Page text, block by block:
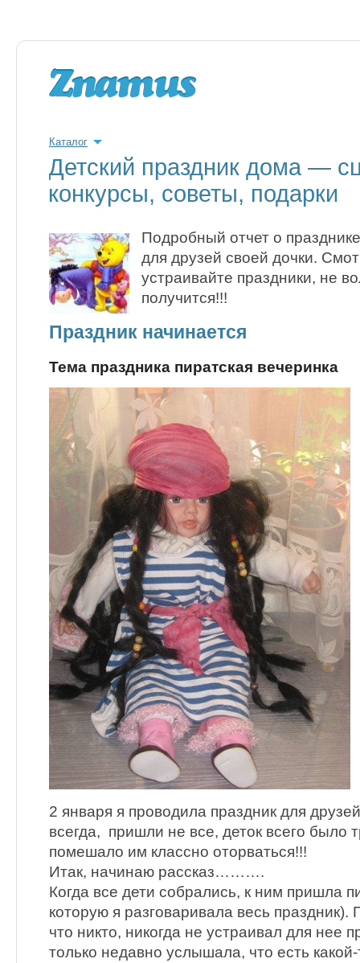
Каталог
Детский праздник дома —
конкурсы, советы, подарки
Подробный отчет о
для друзей своей дочки.
устраивайте праздники, не
получится!!!
Праздник начинается
Тема праздника пиратская вечеринка
2 января я проводила праздник для
всегда, пришли не все, деток всего было
помешало им классно оторваться!!!
Итак, начинаю рассказ……….
Когда все дети собрались, к ним пришла
которую я разговаривала весь праздник).
что никто, никогда не устраивал для нее
только недавно услышала, что есть